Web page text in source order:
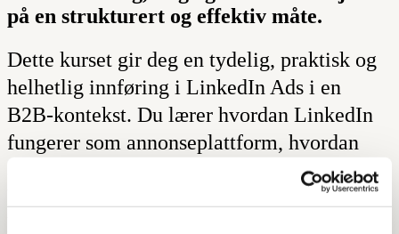
på en strukturert og effektiv måte.
Dette kurset gir deg en tydelig, praktisk og
helhetlig innføring i LinkedIn Ads i en
B2B-kontekst. Du lærer hvordan LinkedIn
fungerer som annonseplattform, hvordan
annonsering kan støtte markedsføring,
kommunikasjon og salgsarbeid, og hvordan